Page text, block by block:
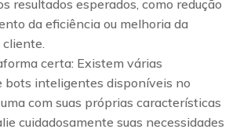
resultados esperados, como redução
da eficiência ou melhoria da
certa: Existem várias
bots inteligentes disponíveis no
com suas próprias características
cuidadosamente suas necessidades